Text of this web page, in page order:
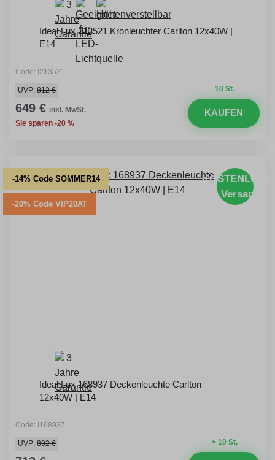
Ideal Lux 213521 Kronleuchter Carlton 12x40W |
E14
Code: I213521
10 St.
UVP: 812 €
649 € inkl. MwSt.
Sie sparen -20 %
KAUFEN
-14% Code SOMMER14
-20% Code VIP20AT
Versand
Ideal Lux 168937 Deckenleuchte Carlton
12x40W | E14
Code: I168937
> 10 St.
UVP: 892 €